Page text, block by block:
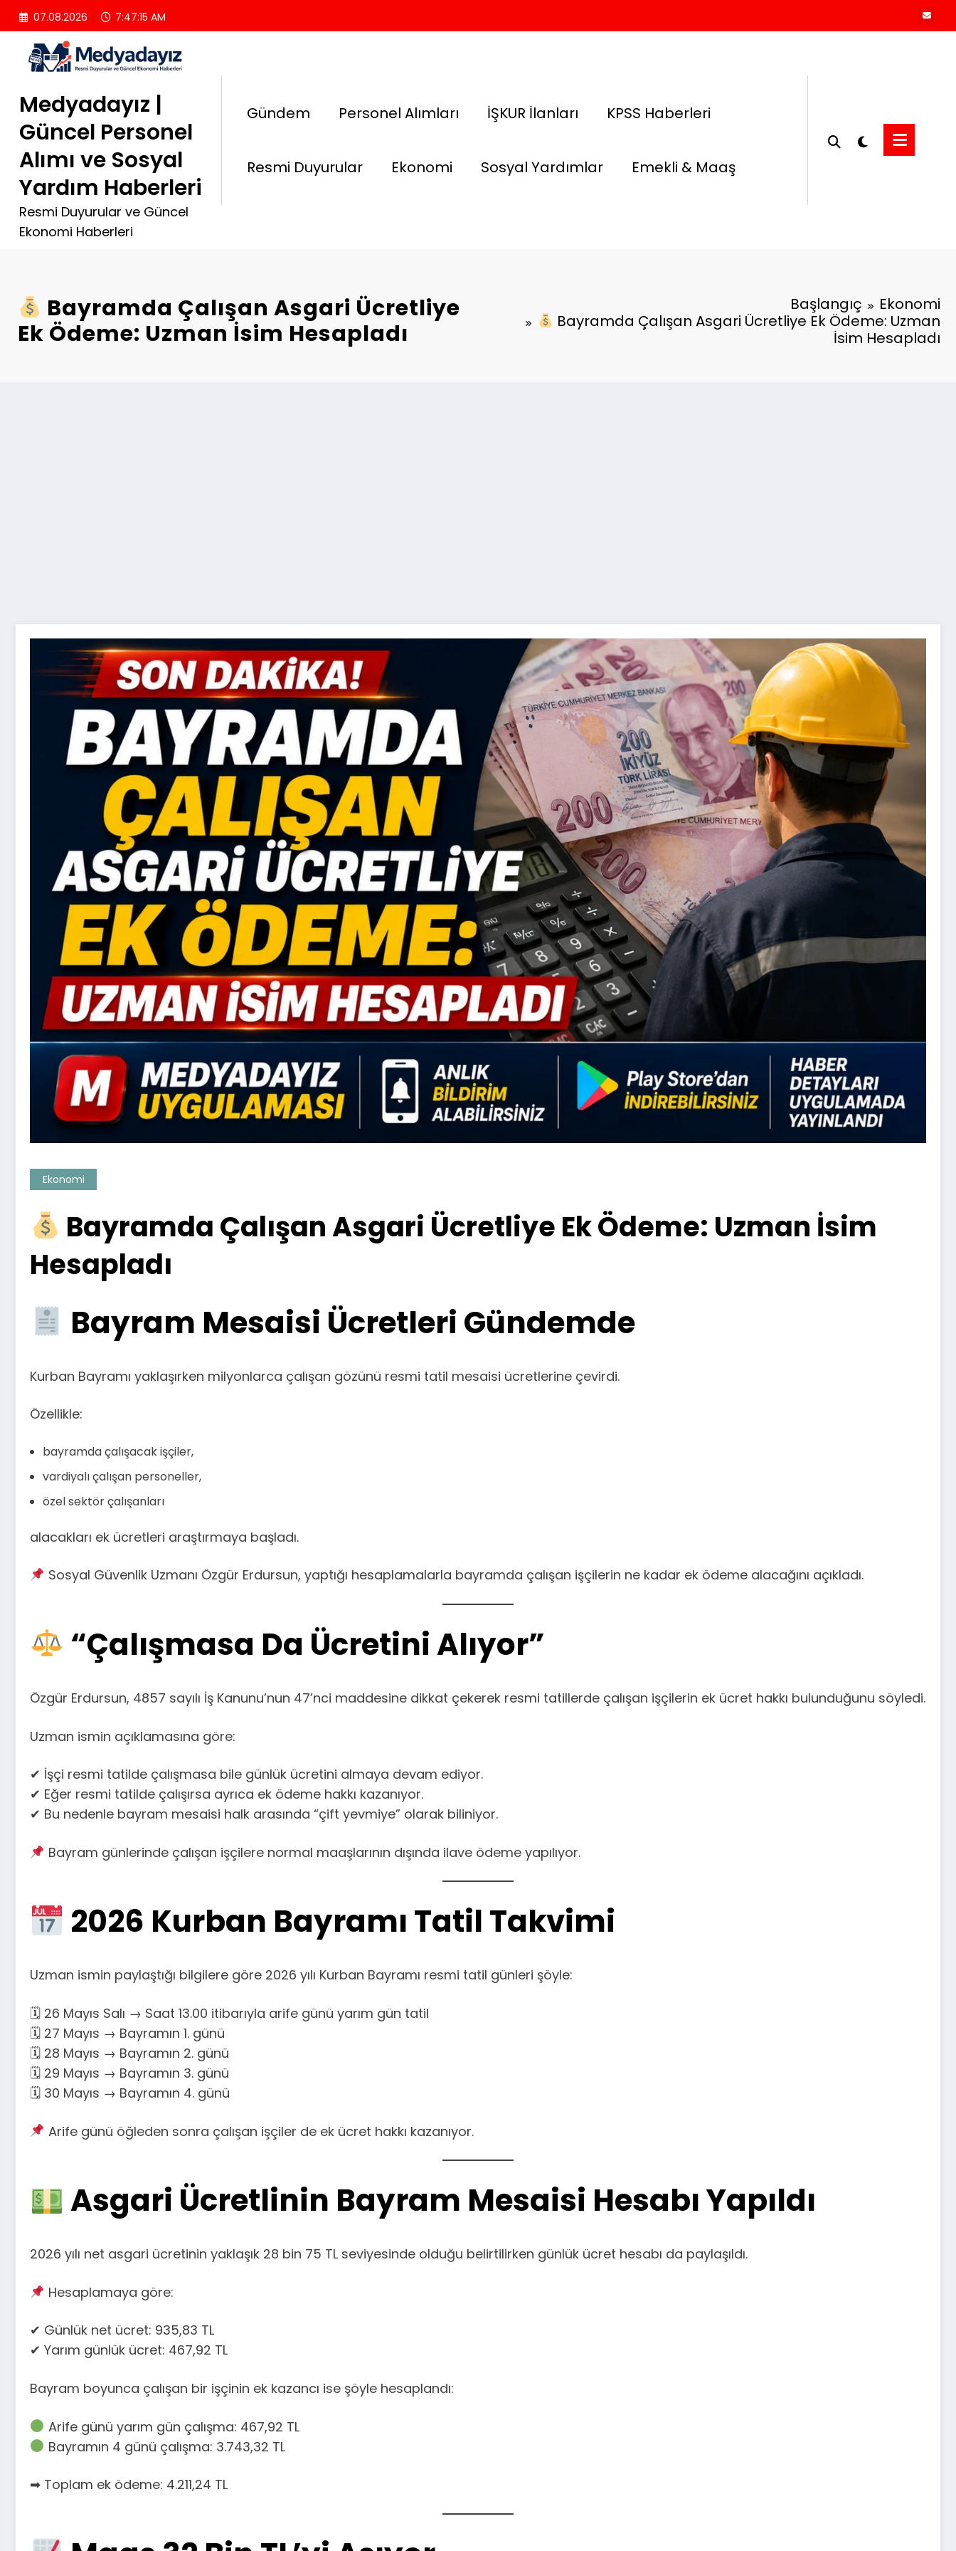
İçeriğe
atla
07.08.2026 7:47:16 AM
Medyadayız |
Güncel Personel
Alımı ve Sosyal
Yardım Haberleri
Resmi Duyurular ve Güncel
Ekonomi Haberleri
Gündem Personel Alımları İŞKUR İlanları KPSS Haberleri
Resmi Duyurular Ekonomi Sosyal Yardımlar Emekli & Maaş
Bayramda Çalışan Asgari Ücretliye
Ek Ödeme: Uzman İsim Hesapladı
Başlangıç
Ekonomi
Bayramda Çalışan Asgari Ücretliye Ek Ödeme: Uzman
İsim Hesapladı
Ekonomi
Bayramda Çalışan Asgari Ücretliye Ek Ödeme: Uzman İsim
Hesapladı
Bayram Mesaisi Ücretleri Gündemde
Kurban Bayramı yaklaşırken milyonlarca çalışan gözünü resmi tatil mesaisi ücretlerine çevirdi.
Özellikle:
bayramda çalışacak işçiler,
vardiyalı çalışan personeller,
özel sektör çalışanları
alacakları ek ücretleri araştırmaya başladı.
Sosyal Güvenlik Uzmanı Özgür Erdursun, yaptığı hesaplamalarla bayramda çalışan işçilerin ne kadar ek ödeme alacağını açıkladı.
“Çalışmasa Da Ücretini Alıyor”
Özgür Erdursun, 4857 sayılı İş Kanunu’nun 47’nci maddesine dikkat çekerek resmi tatillerde çalışan işçilerin ek ücret hakkı bulunduğunu söyledi.
Uzman ismin açıklamasına göre:
✔ İşçi resmi tatilde çalışmasa bile günlük ücretini almaya devam ediyor.
✔ Eğer resmi tatilde çalışırsa ayrıca ek ödeme hakkı kazanıyor.
✔ Bu nedenle bayram mesaisi halk arasında “çift yevmiye” olarak biliniyor.
Bayram günlerinde çalışan işçilere normal maaşlarının dışında ilave ödeme yapılıyor.
2026 Kurban Bayramı Tatil Takvimi
Uzman ismin paylaştığı bilgilere göre 2026 yılı Kurban Bayramı resmi tatil günleri şöyle:
🗓 26 Mayıs Salı → Saat 13.00 itibarıyla arife günü yarım gün tatil
🗓 27 Mayıs → Bayramın 1. günü
🗓 28 Mayıs → Bayramın 2. günü
🗓 29 Mayıs → Bayramın 3. günü
🗓 30 Mayıs → Bayramın 4. günü
Arife günü öğleden sonra çalışan işçiler de ek ücret hakkı kazanıyor.
Asgari Ücretlinin Bayram Mesaisi Hesabı Yapıldı
2026 yılı net asgari ücretinin yaklaşık 28 bin 75 TL seviyesinde olduğu belirtilirken günlük ücret hesabı da paylaşıldı.
Hesaplamaya göre:
✔ Günlük net ücret: 935,83 TL
✔ Yarım günlük ücret: 467,92 TL
Bayram boyunca çalışan bir işçinin ek kazancı ise şöyle hesaplandı:
Arife günü yarım gün çalışma: 467,92 TL
Bayramın 4 günü çalışma: 3.743,32 TL
➡ Toplam ek ödeme: 4.211,24 TL